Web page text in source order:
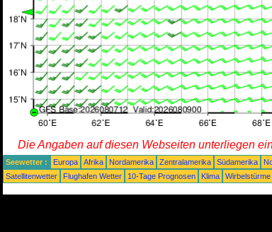
Die Angaben auf diesen Webseiten unterliegen
Seewetter : Europa Afrika Nordamerika Zentralamerika Südamerika
Satellitenwetter
Flughafen Wetter 10-Tage Prognosen Klima Wirbelstürme